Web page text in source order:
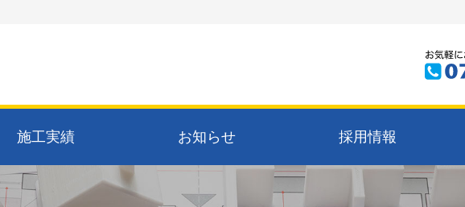
施工実績 お知らせ 採用情報